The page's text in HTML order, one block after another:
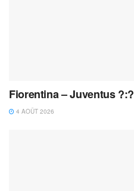
Fiorentina – Juventus ?:?
4 AOÛT 2026